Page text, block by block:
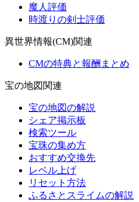
魔人評価
時渡りの剣士評価
異世界情報(CM)関連
CMの特典と報酬まとめ
宝の地図関連
宝の地図の解説
シェア掲示板
検索ツール
宝珠の集め方
おすすめ交換先
レベル上げ
リセット方法
ふるさとスライムの解説